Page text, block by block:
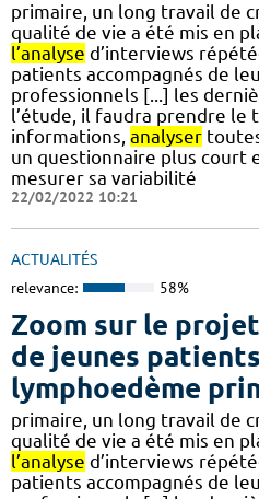
primaire, un long travail de
qualité de vie a été mis en
l’analyse d’interviews
patients accompagnés de
professionnels [...] les
l’étude, il faudra prendre le
informations, analyser
un questionnaire plus court
mesurer sa variabilité
22/02/2022 10:21
ACTUALITÉS
relevance: 58%
Zoom sur le
de jeunes
lymphoedème
primaire, un long travail de
qualité de vie a été mis en
l’analyse d’interviews
patients accompagnés de